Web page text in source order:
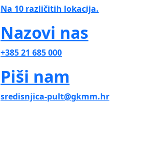
Na 10 različitih lokacija.
Nazovi nas
+385 21 685 000
Piši nam
sredisnjica-pult@gkmm.hr